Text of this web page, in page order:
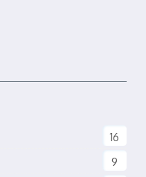
16
9